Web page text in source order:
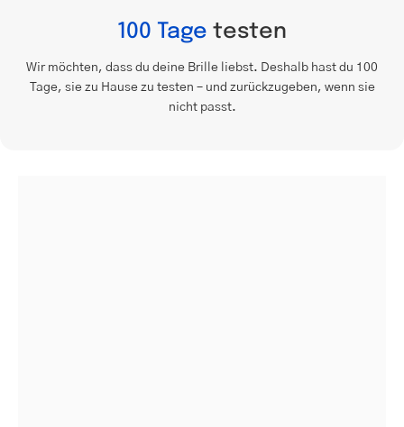
100 Tage testen
Wir möchten, dass du deine Brille liebst. Deshalb hast du 100
Tage, sie zu Hause zu testen – und zurückzugeben, wenn sie
nicht passt.